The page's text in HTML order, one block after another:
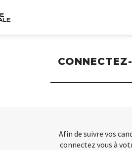
Afin de suivre vos
connectez vous à